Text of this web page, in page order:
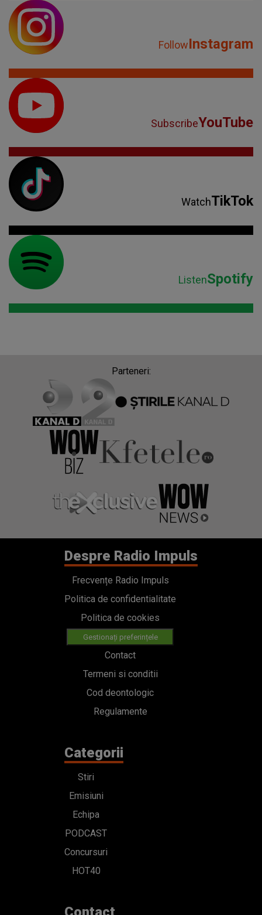
FollowInstagram
SubscribeYouTube
WatchTikTok
ListenSpotify
Parteneri:
Despre Radio Impuls
Frecvențe Radio Impuls
Politica de confidentialitate
Politica de cookies
Gestionați preferințele
Contact
Termeni si conditii
Cod deontologic
Regulamente
Categorii
Stiri
Emisiuni
Echipa
PODCAST
Concursuri
HOT40